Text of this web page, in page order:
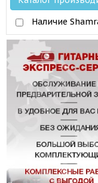
Наличие